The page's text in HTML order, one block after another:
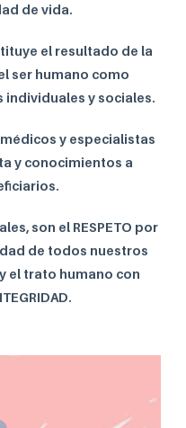
de vida.
el resultado de la
ser humano como
y sociales.
y especialistas
y conocimientos a
son el RESPETO por
de todos nuestros
el trato humano con